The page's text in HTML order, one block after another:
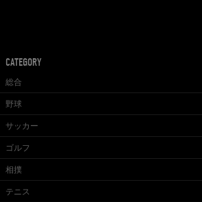
CATEGORY
総合
野球
サッカー
ゴルフ
相撲
テニス